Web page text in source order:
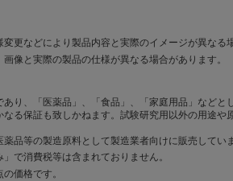
更などにより製品内容と実際のイメージが異なる
像と実際の製品の仕様が異なる場合があります。
り、「医薬品」、「食品」、「家庭用品」などと
る保証も致しかねます。試験研究用以外の用途や
品等の製造原料として製造業者向けに販売して
で消費税等は含まれておりません。
価格です。